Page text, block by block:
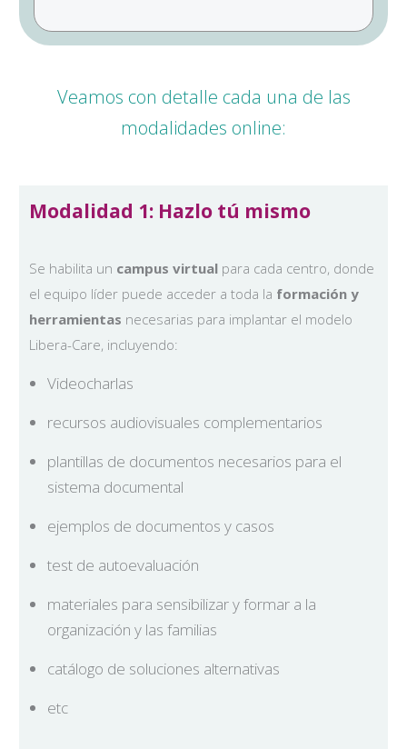
Veamos con detalle cada una de las
modalidades online:
Modalidad 1: Hazlo tú mismo
Se habilita un campus virtual para cada centro, donde
el equipo líder puede acceder a toda la formación y
herramientas necesarias para implantar el modelo
Libera-Care, incluyendo:
Videocharlas
recursos audiovisuales complementarios
plantillas de documentos necesarios para el
sistema documental
ejemplos de documentos y casos
test de autoevaluación
materiales para sensibilizar y formar a la
organización y las familias
catálogo de soluciones alternativas
etc